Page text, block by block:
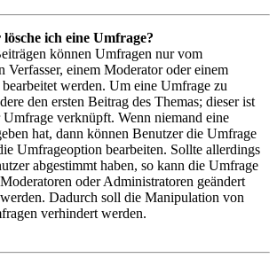
ich eine Umfrage?
können Umfragen nur vom
Verfasser, einem Moderator oder einem
werden. Um eine Umfrage zu
den ersten Beitrag des Themas; dieser ist
verknüpft. Wenn niemand eine
hat, dann können Benutzer die Umfrage
Umfrageoption bearbeiten. Sollte allerdings
abgestimmt haben, so kann die Umfrage
oder Administratoren geändert
Dadurch soll die Manipulation von
verhindert werden.